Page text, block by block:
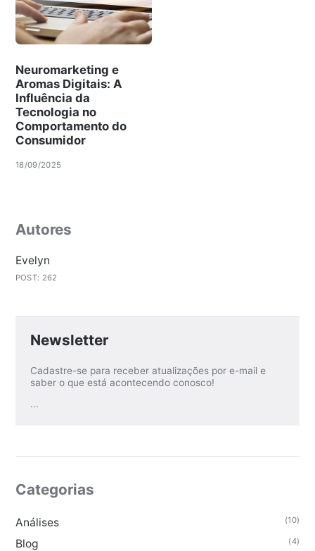
Neuromarketing e
Aromas Digitais: A
Influência da
Tecnologia no
Comportamento do
Consumidor
18/09/2025
Autores
Evelyn
POST: 262
Newsletter
Cadastre-se para receber atualizações por e-mail e
saber o que está acontecendo conosco!
...
Categorias
Análises (10)
Blog (4)